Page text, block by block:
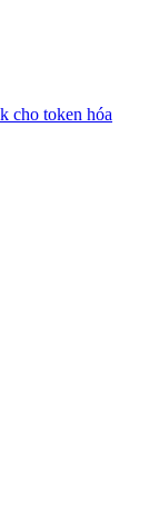
k cho token hóa